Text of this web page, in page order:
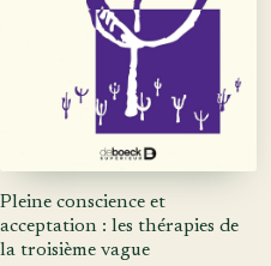
Pleine conscience et
acceptation : les thérapies de
la troisième vague